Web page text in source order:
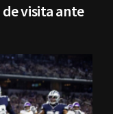
visita ante